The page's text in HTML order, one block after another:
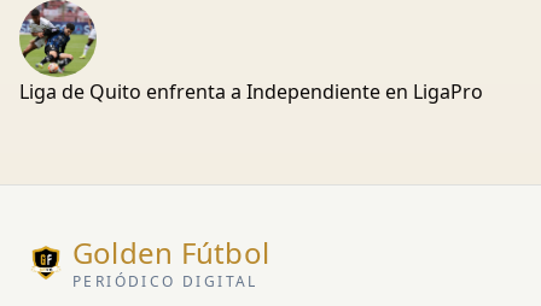
Liga de Quito enfrenta a Independiente en LigaPro
Golden Fútbol
PERIÓDICO DIGITAL